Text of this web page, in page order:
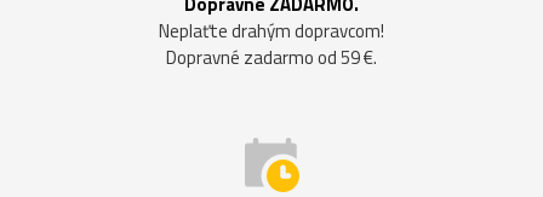
Neplaťte drahým dopravcom!
Dopravné zadarmo od 59 €.